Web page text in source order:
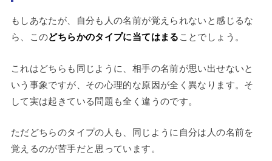
もしあなたが、自分も人の名前が覚えられないと感じるな
ら、このどちらかのタイプに当てはまることでしょう。
これはどちらも同じように、相手の名前が思い出せないと
いう事象ですが、その心理的な原因が全く異なります。そ
して実は起きている問題も全く違うのです。
ただどちらのタイプの人も、同じように自分は人の名前を
覚えるのが苦手だと思っています。